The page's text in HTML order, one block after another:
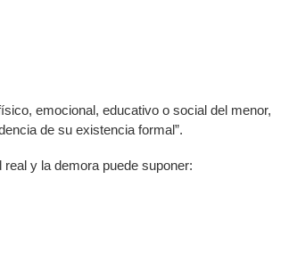
emocional, educativo o social del menor,
de su existencia formal”.
y la demora puede suponer: